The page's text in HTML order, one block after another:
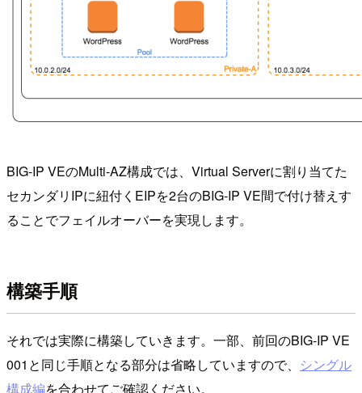
BIG-IP VEのMulti-AZ構成では、Virtual Serverに割り当てた
セカンダリIPに紐付くEIPを2台のBIG-IP VE間で付け替えす
ることでフェイルオーバーを実現します。
構築手順
それでは実際に構築していきます。一部、前回のBIG-IP VE
001と同じ手順となる部分は省略していますので、 シングル
構成編を合わせてご確認ください。